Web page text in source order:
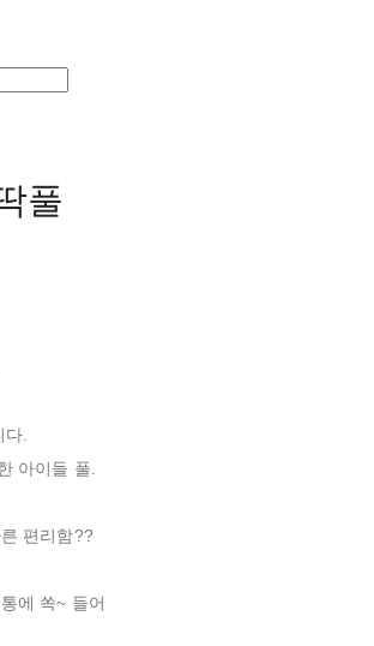
풀
.
아이들 풀.
편리함??
에 쏙~ 들어